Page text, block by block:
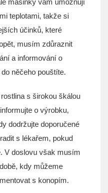
mašinky vám umožňují
teplotami, takže si
účinků, které
musím zdůraznit
a informování o
něčeho pouštíte.
s širokou škálou
o výrobku,
dodržujte doporučené
s lékařem, pokud
V doslovu však musím
kdy můžeme
s konopím.